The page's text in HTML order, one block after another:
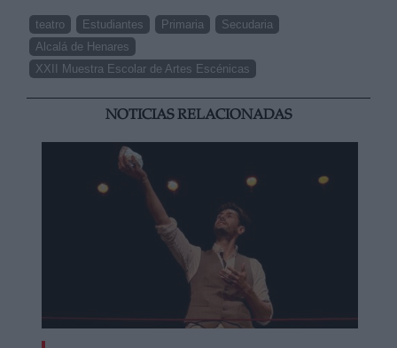
teatro Estudiantes Primaria
Secudaria
Alcalá de Henares
XXII Muestra Escolar de Artes Escénicas
NOTICIAS RELACIONADAS